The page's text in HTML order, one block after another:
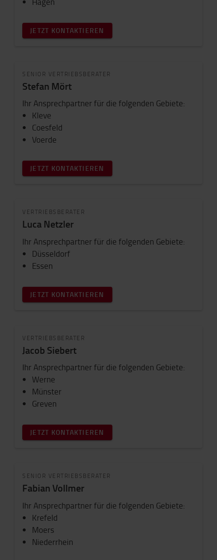
JETZT KONTAKTIEREN
SENIOR VERTRIEBSBERATER
Stefan Mört
Ihr Ansprechpartner für die folgenden Gebiete:
Kleve
Coesfeld
Voerde
JETZT KONTAKTIEREN
VERTRIEBSBERATER
Luca Netzler
Ihr Ansprechpartner für die folgenden Gebiete:
Düsseldorf
Essen
JETZT KONTAKTIEREN
VERTRIEBSBERATER
Jacob Siebert
Ihr Ansprechpartner für die folgenden Gebiete:
Werne
Münster
Greven
JETZT KONTAKTIEREN
SENIOR VERTRIEBSBERATER
Fabian Vollmer
Ihr Ansprechpartner für die folgenden Gebiete:
Krefeld
Moers
Niederrhein